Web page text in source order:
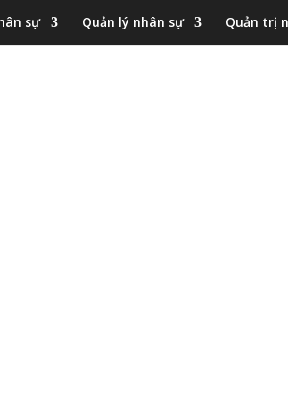
sự Quản lý nhân sự Quản trị